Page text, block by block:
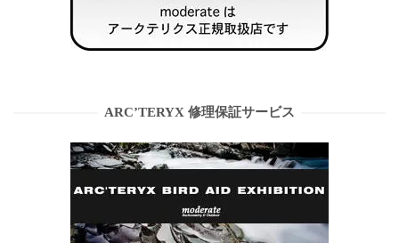
ARC’TERYX 修理保証サービス